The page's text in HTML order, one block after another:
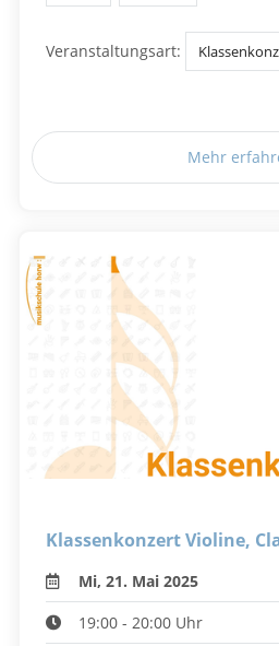
Veranstaltungsart:
Mehr
Klassenkonzert Violine,
Mi, 21. Mai 2025
19:00 - 20:00 Uhr